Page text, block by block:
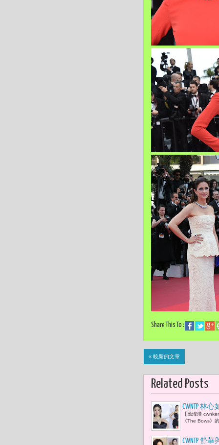
Share This To :
« 較新的文章
Related Posts
CWNTP 林
【應瑋漢
《The Bows》
CWNTP 舒